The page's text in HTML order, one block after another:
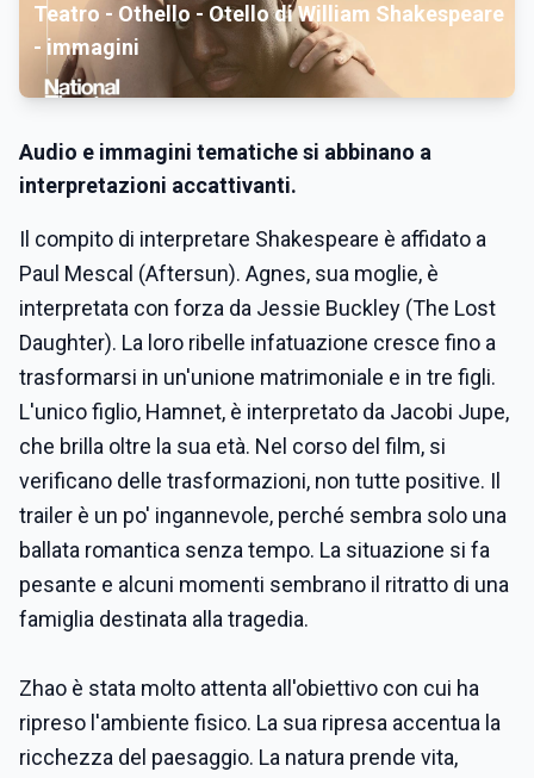
Teatro - Othello - Otello di William Shakespeare
- immagini
Audio e immagini tematiche si abbinano a
interpretazioni accattivanti.
Il compito di interpretare Shakespeare è affidato a
Paul Mescal (Aftersun). Agnes, sua moglie, è
interpretata con forza da Jessie Buckley (The Lost
Daughter). La loro ribelle infatuazione cresce fino a
trasformarsi in un'unione matrimoniale e in tre figli.
L'unico figlio, Hamnet, è interpretato da Jacobi Jupe,
che brilla oltre la sua età. Nel corso del film, si
verificano delle trasformazioni, non tutte positive. Il
trailer è un po' ingannevole, perché sembra solo una
ballata romantica senza tempo. La situazione si fa
pesante e alcuni momenti sembrano il ritratto di una
famiglia destinata alla tragedia.
Zhao è stata molto attenta all'obiettivo con cui ha
ripreso l'ambiente fisico. La sua ripresa accentua la
ricchezza del paesaggio. La natura prende vita,